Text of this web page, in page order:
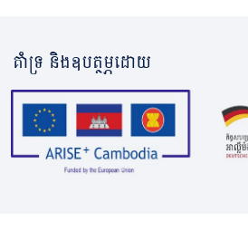
គាំទ្រ និងឧបត្ថម្ភដោយ